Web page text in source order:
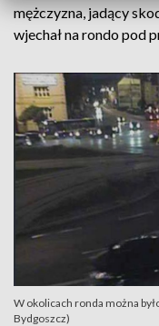
mężczyzna, jadący
wjechał na rondo pod
W okolicach ronda można
Bydgoszcz)